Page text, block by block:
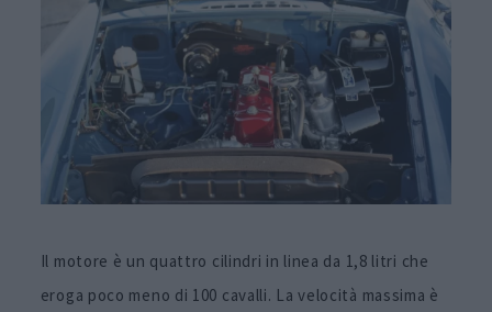
Il motore è un quattro cilindri in linea da 1,8 litri che
eroga poco meno di 100 cavalli. La velocità massima è